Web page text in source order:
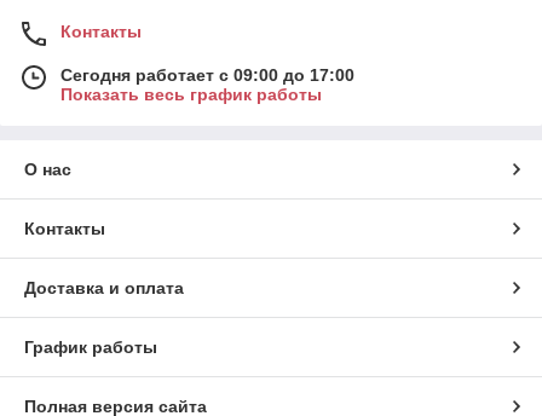
Контакты
Сегодня работает с 09:00 до 17:00
Показать весь график работы
О нас
Контакты
Доставка и оплата
График работы
Полная версия сайта